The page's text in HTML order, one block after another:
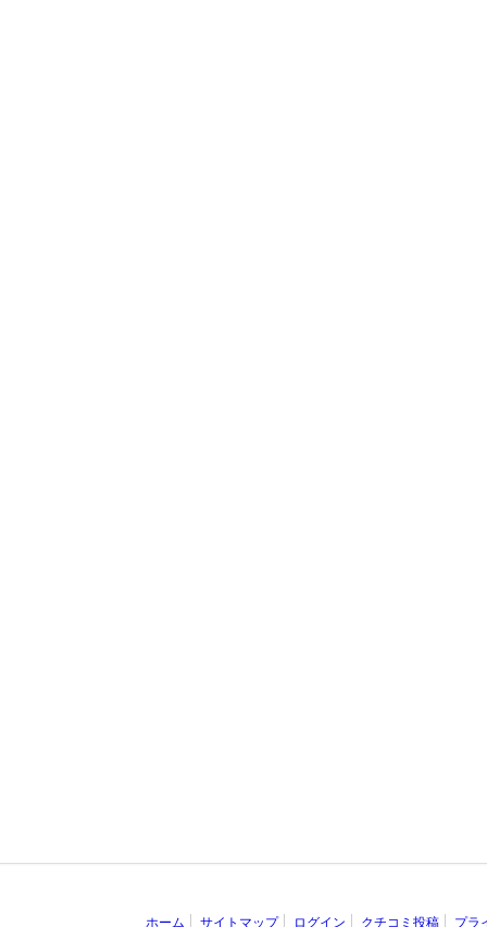
ホーム サイトマップ ログイン クチコミ投稿 プラ